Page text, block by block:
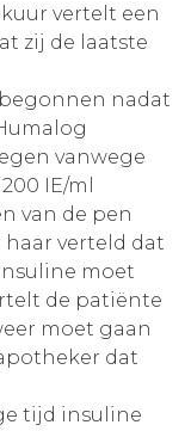
vertelt een
zij de laatste
nadat
vanwege
IE/ml
van de pen
verteld dat
moet
de patiënte
moet gaan
dat
tijd insuline